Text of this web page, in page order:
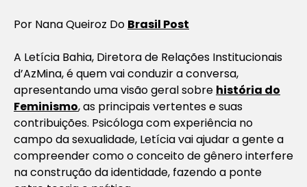
Por Nana Queiroz Do Brasil Post
A Letícia Bahia, Diretora de Relações Institucionais
d’AzMina, é quem vai conduzir a conversa,
apresentando uma visão geral sobre história do
Feminismo, as principais vertentes e suas
contribuições. Psicóloga com experiência no
campo da sexualidade, Letícia vai ajudar a gente a
compreender como o conceito de gênero interfere
na construção da identidade, fazendo a ponte